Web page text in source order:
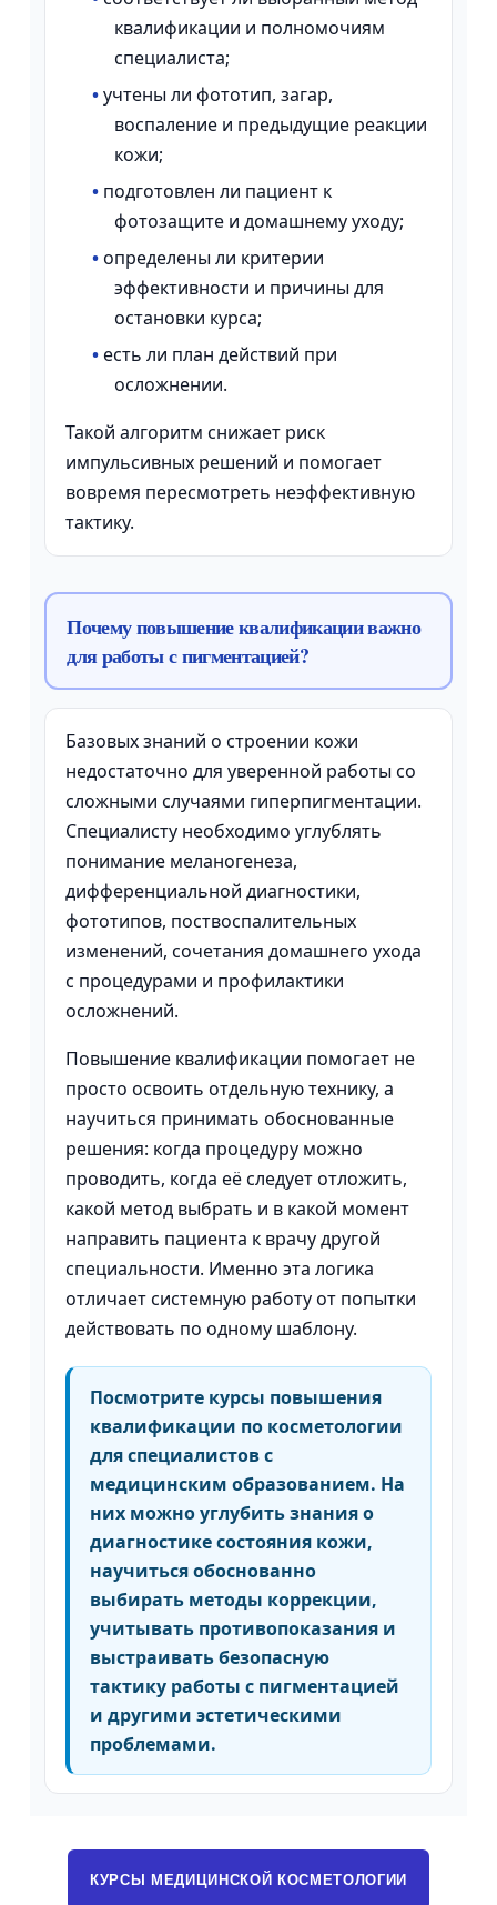
квалификации и полномочиям
специалиста;
•учтены ли фототип, загар,
воспаление и предыдущие реакции
кожи;
• подготовлен ли пациент к
фотозащите и домашнему уходу;
•определены ли критерии
эффективности и причины для
остановки курса;
•есть ли план действий при
осложнении.
Такой алгоритм снижает риск
импульсивных решений и помогает
вовремя пересмотреть неэффективную
тактику.
Почему повышение квалификации важно
для работы с пигментацией?
Базовых знаний о строении кожи
недостаточно для уверенной работы со
сложными случаями гиперпигментации.
Специалисту необходимо углублять
понимание меланогенеза,
дифференциальной диагностики,
фототипов, поствоспалительных
изменений, сочетания домашнего ухода
с процедурами и профилактики
осложнений.
Повышение квалификации помогает не
просто освоить отдельную технику, а
научиться принимать обоснованные
решения: когда процедуру можно
проводить, когда её следует отложить,
какой метод выбрать и в какой момент
направить пациента к врачу другой
специальности. Именно эта логика
отличает системную работу от попытки
действовать по одному шаблону.
Посмотрите курсы повышения
квалификации по косметологии
для специалистов с
медицинским образованием. На
них можно углубить знания о
диагностике состояния кожи,
научиться обоснованно
выбирать методы коррекции,
учитывать противопоказания и
выстраивать безопасную
тактику работы с пигментацией
и другими эстетическими
проблемами.
КУРСЫ МЕДИЦИНСКОЙ КОСМЕТОЛОГИИ